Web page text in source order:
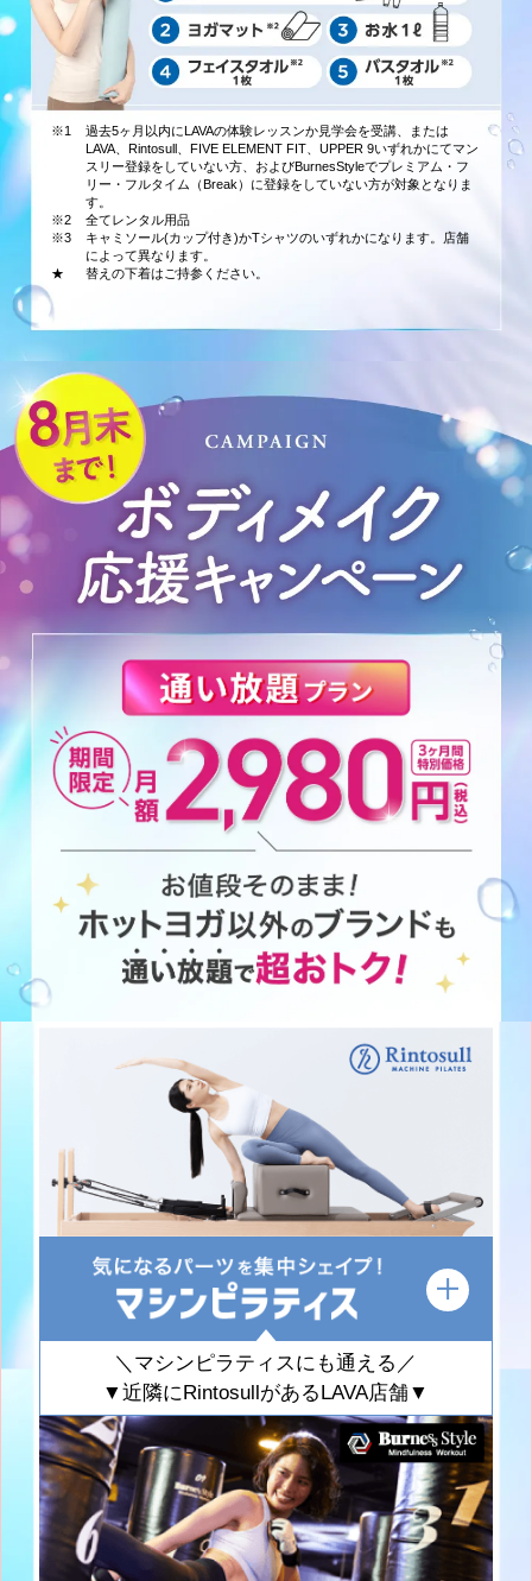
※1
過去5ヶ月以内にLAVAの体験レッスンか見学会を受講、または
LAVA、Rintosull、FIVE ELEMENT FIT、UPPER 9いずれかにてマン
スリー登録をしていない方、およびBurnesStyleでプレミアム・フ
リー・フルタイム（Break）に登録をしていない方が対象となりま
す。
※2
全てレンタル用品
※3
キャミソール(カップ付き)かTシャツのいずれかになります。店舗
によって異なります。
★
替えの下着はご持参ください。
＼マシンピラティスにも通える／
▼近隣にRintosullがあるLAVA店舗▼